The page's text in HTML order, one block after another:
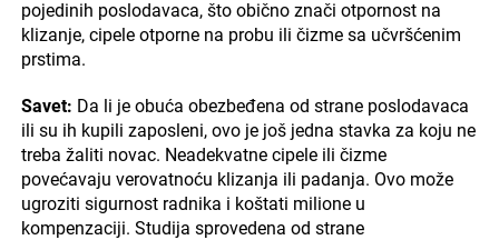
pojedinih poslodavaca, što obično znači otpornost na
klizanje, cipele otporne na probu ili čizme sa učvršćenim
prstima.
Savet: Da li je obuća obezbeđena od strane poslodavaca
ili su ih kupili zaposleni, ovo je još jedna stavka za koju ne
treba žaliti novac. Neadekvatne cipele ili čizme
povećavaju verovatnoću klizanja ili padanja. Ovo može
ugroziti sigurnost radnika i koštati milione u
kompenzaciji. Studija sprovedena od strane